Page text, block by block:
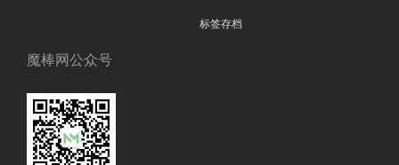
标签存档
魔棒网公众号